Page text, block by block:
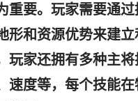
重要。玩家需要通
形和资源优势来建立
玩家还拥有多种主
速度等，每个技能